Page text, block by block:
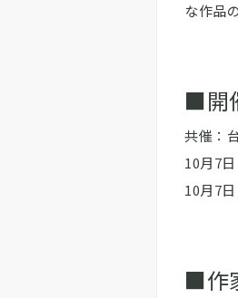
な作品
■開
共催：
10月7
10月7
■作